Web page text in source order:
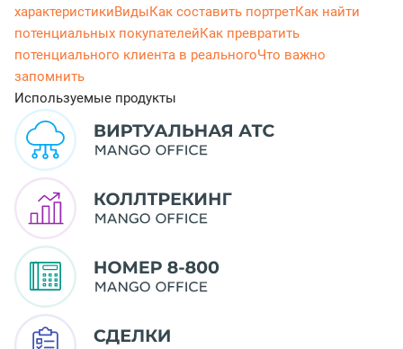
характеристикиВидыКак составить портретКак найти
потенциальных покупателейКак превратить
потенциального клиента в реальногоЧто важно
запомнить
Используемые продукты